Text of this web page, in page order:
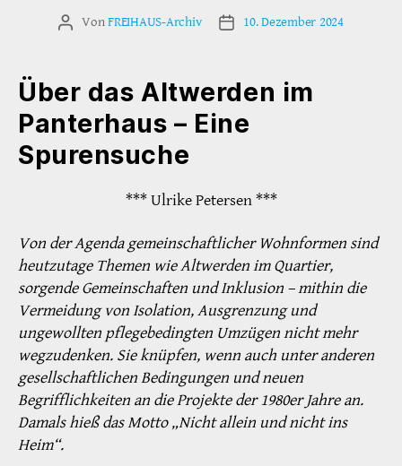
Beitragsautor
VonFREIHAUS-Archiv Veröffentlichungsdatum
10. Dezember 2024
Über das Altwerden im
Panterhaus – Eine
Spurensuche
*** Ulrike Petersen ***
Von der Agenda gemeinschaftlicher Wohnformen sind
heutzutage Themen wie Altwerden im Quartier,
sorgende Gemeinschaften und Inklusion – mithin die
Vermeidung von Isolation, Ausgrenzung und
ungewollten pflegebedingten Umzügen nicht mehr
wegzudenken. Sie knüpfen, wenn auch unter anderen
gesellschaftlichen Bedingungen und neuen
Begrifflichkeiten an die Projekte der 1980er Jahre an.
Damals hieß das Motto „Nicht allein und nicht ins
Heim“.